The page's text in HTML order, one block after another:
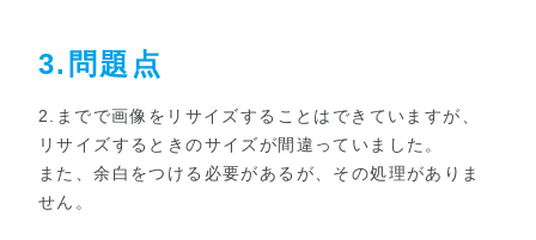
3.問題点
2.までで画像をリサイズすることはできていますが、
リサイズするときのサイズが間違っていました。
また、余白をつける必要があるが、その処理がありま
せん。